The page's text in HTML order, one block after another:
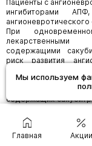
Мы используем
Главная Акции
Пациенты с
ингибиторами
При
содержащими
риск развития
одновременное
противопоказано.
чем через 36
содержащих
а также в течение 36
Тканевые активаторы
В обсервационных